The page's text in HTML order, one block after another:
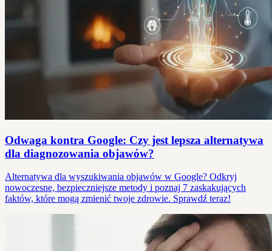
Odwaga kontra Google: Czy jest lepsza alternatywa
dla diagnozowania objawów?
Alternatywa dla wyszukiwania objawów w Google? Odkryj
nowoczesne, bezpieczniejsze metody i poznaj 7 zaskakujących
faktów, które mogą zmienić twoje zdrowie. Sprawdź teraz!